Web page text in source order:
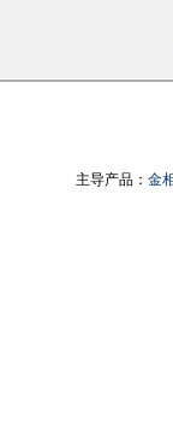
主导产品： 金